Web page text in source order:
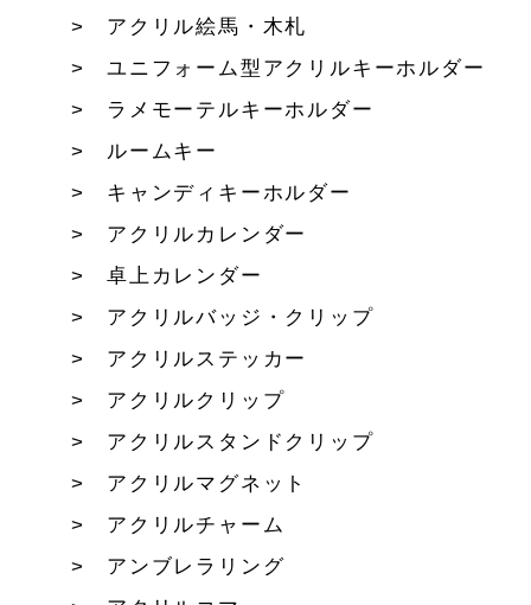
アクリル絵馬・木札
ユニフォーム型アクリルキーホルダー
ラメモーテルキーホルダー
ルームキー
キャンディキーホルダー
アクリルカレンダー
卓上カレンダー
アクリルバッジ・クリップ
アクリルステッカー
アクリルクリップ
アクリルスタンドクリップ
アクリルマグネット
アクリルチャーム
アンブレラリング